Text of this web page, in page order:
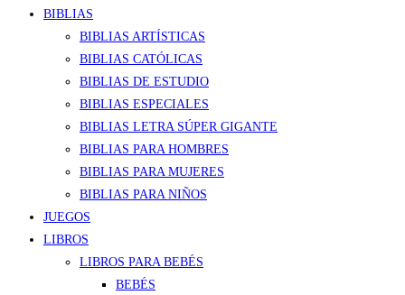
BIBLIAS
BIBLIAS ARTÍSTICAS
BIBLIAS CATÓLICAS
BIBLIAS DE ESTUDIO
BIBLIAS ESPECIALES
BIBLIAS LETRA SÚPER GIGANTE
BIBLIAS PARA HOMBRES
BIBLIAS PARA MUJERES
BIBLIAS PARA NIÑOS
JUEGOS
LIBROS
LIBROS PARA BEBÉS
BEBÉS